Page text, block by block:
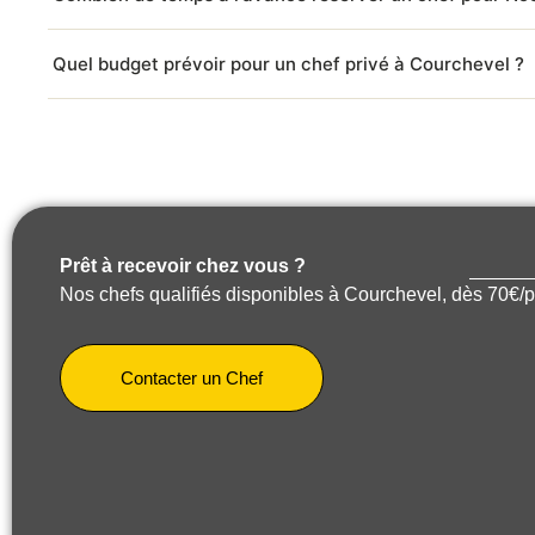
Quel budget prévoir pour un chef privé à Courchevel ?
Prêt à recevoir chez vous ?
Nos chefs qualifiés disponibles à Courchevel, dès 70€/
Contacter un Chef